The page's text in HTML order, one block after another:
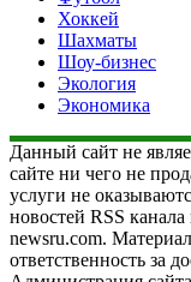
Хоккей
Шахматы
Шоу-бизнес
Экология
Экономика
Данный сайт не
сайте ни чего не
услуги не
новостей RSS
newsru.com.
ответственность за